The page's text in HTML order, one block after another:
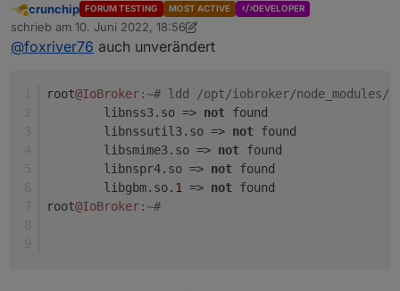
@crunchip ldd
/opt/iobroker/node_modules/puppeteer
not
Zeig jetzt nochmal das.
Abwesend
crunchip FORUM TESTING MOST ACTIVE DEVELOPER
schrieb am 10. Juni 2022, 18:56
zuletzt editiert von crunchip6. Okt. 2022, 20:58
@foxriver76 auch unverändert
root@IoBroker:~# ldd /opt/iobroker/
        libnss3.so =>
not found
        libnssutil3.so =>
not found
        libsmime3.so =>
not found
        libnspr4.so =>
not found
        libgbm.so.
1 => not found
root@IoBroker:~#